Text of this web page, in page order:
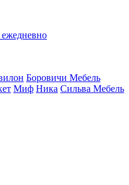
ежедневно
Боровичи Мебель
Миф Ника Сильва Мебель